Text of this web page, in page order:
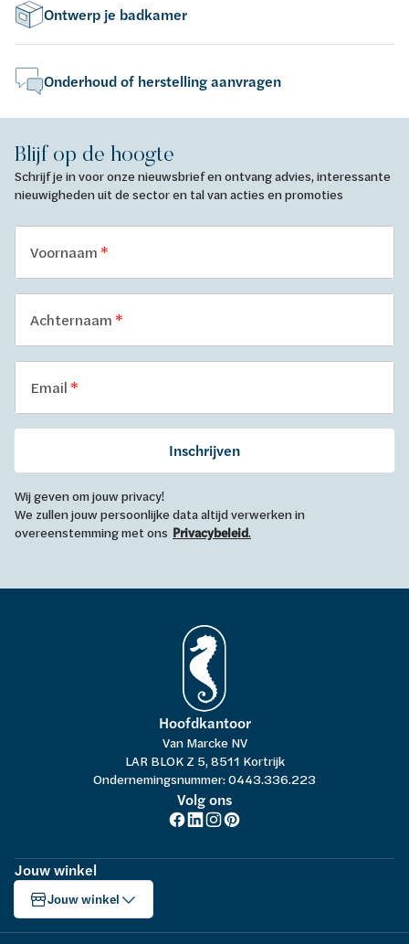
Ontwerp je badkamer
Onderhoud of herstelling aanvragen
Blijf op de hoogte
Schrijf je in voor onze nieuwsbrief en ontvang advies, interessante
nieuwigheden uit de sector en tal van acties en promoties
Voornaam
Achternaam
Email
Inschrijven
Wij geven om jouw privacy!
We zullen jouw persoonlijke data altijd verwerken in
overeenstemming met ons Privacybeleid.
Hoofdkantoor
Van Marcke NV
LAR BLOK Z 5, 8511 Kortrijk
Ondernemingsnummer: 0443.336.223
Volg ons
Jouw winkel
Jouw winkel